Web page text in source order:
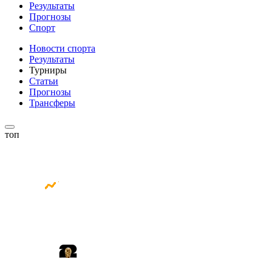
Результаты
Прогнозы
Спорт
Новости спорта
Результаты
Турниры
Статьи
Прогнозы
Трансферы
топ